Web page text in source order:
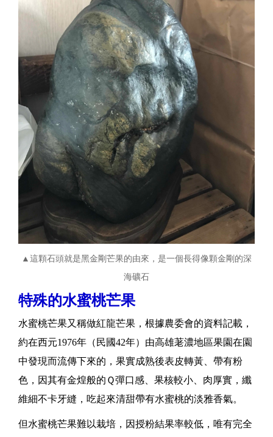
▲這顆石頭就是黑金剛芒果的由來，是一個長得像顆金剛的深
海礦石
特殊的水蜜桃芒果
水蜜桃芒果又稱做紅龍芒果，根據農委會的資料記載，
約在西元1976年（民國42年）由高雄荖濃地區果園在園
中發現而流傳下來的，果實成熟後表皮轉黃、帶有粉
色，因其有金煌般的Ｑ彈口感、果核較小、肉厚實，纖
維細不卡牙縫，吃起來清甜帶有水蜜桃的淡雅香氣。
但水蜜桃芒果難以栽培，因授粉結果率較低，唯有完全